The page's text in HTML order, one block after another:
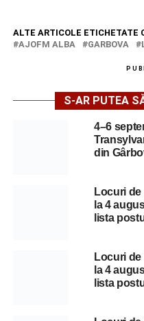
ALTE ARTICOLE ETICHETATE
AJOFM ALBA
GARBOVA
S-AR PUTEA
4–6
din
Locuri
la 4
lista
Locuri
la 4
lista